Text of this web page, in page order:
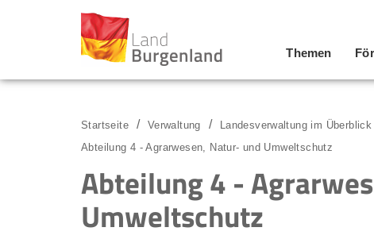
Zum Inhalt
Zum Menü
Zur Suche
Themen
Startseite Verwaltung Landesverwaltung im Überblick
Abteilung 4 - Agrarwesen, Natur- und Umweltschutz
Abteilung 4 -
Umweltschutz